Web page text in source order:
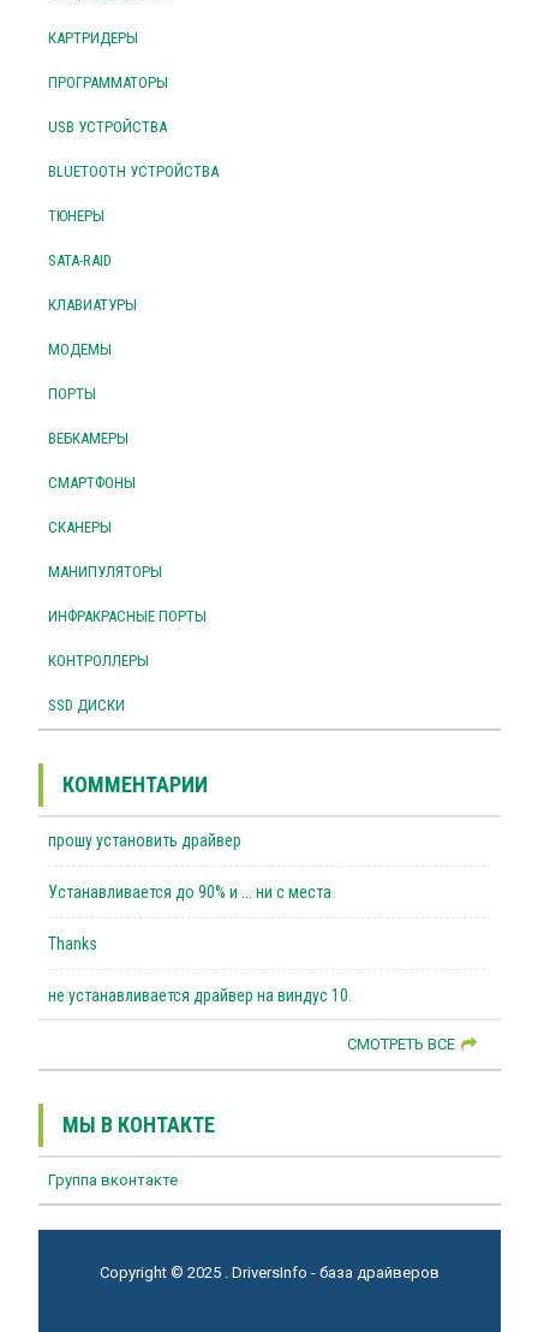
КАРТРИДЕРЫ
ПРОГРАММАТОРЫ
USB УСТРОЙСТВА
BLUETOOTH УСТРОЙСТВА
ТЮНЕРЫ
SATA-RAID
КЛАВИАТУРЫ
МОДЕМЫ
ПОРТЫ
ВЕБКАМЕРЫ
СМАРТФОНЫ
СКАНЕРЫ
МАНИПУЛЯТОРЫ
ИНФРАКРАСНЫЕ ПОРТЫ
КОНТРОЛЛЕРЫ
SSD ДИСКИ
КОММЕНТАРИИ
прошу установить драйвер
Устанавливается до 90% и ... ни с места
Thanks
не устанавливается драйвер на виндус 10.
СМОТРЕТЬ ВСЕ
МЫ В КОНТАКТЕ
Группа вконтакте
Copyright © 2025 . DriversInfo - база драйверов